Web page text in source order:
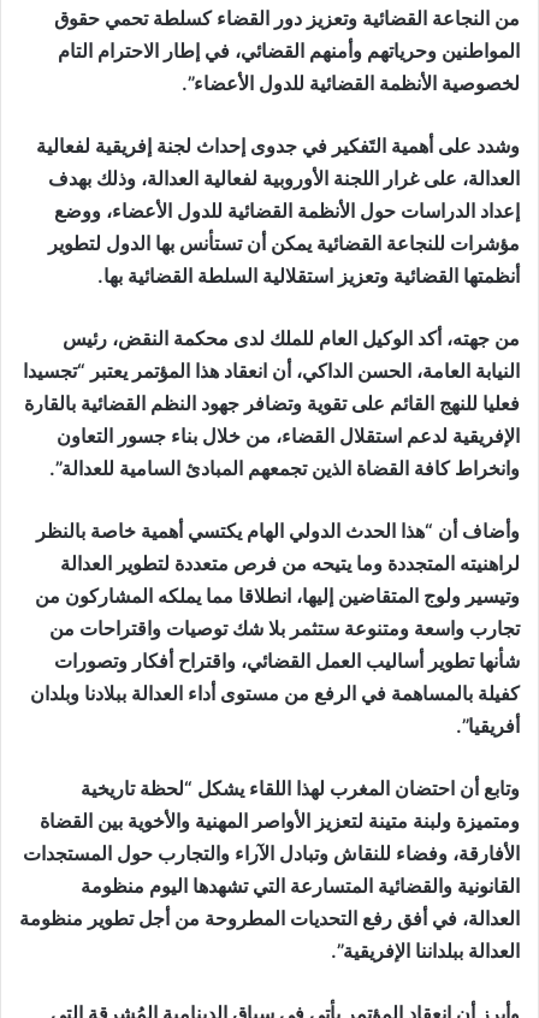
من النجاعة القضائية وتعزيز دور القضاء كسلطة تحمي حقوق
المواطنين وحرياتهم وأمنهم القضائي، في إطار الاحترام التام
لخصوصية الأنظمة القضائية للدول الأعضاء”.
وشدد على أهمية التَفكير في جدوى إحداث لجنة إفريقية لفعالية
العدالة، على غرار اللجنة الأوروبية لفعالية العدالة، وذلك بهدف
إعداد الدراسات حول الأنظمة القضائية للدول الأعضاء، ووضع
مؤشرات للنجاعة القضائية يمكن أن تستأنس بها الدول لتطوير
أنظمتها القضائية وتعزيز استقلالية السلطة القضائية بها.
من جهته، أكد الوكيل العام للملك لدى محكمة النقض، رئيس
النيابة العامة، الحسن الداكي، أن انعقاد هذا المؤتمر يعتبر “تجسيدا
فعليا للنهج القائم على تقوية وتضافر جهود النظم القضائية بالقارة
الإفريقية لدعم استقلال القضاء، من خلال بناء جسور التعاون
وانخراط كافة القضاة الذين تجمعهم المبادئ السامية للعدالة”.
وأضاف أن “هذا الحدث الدولي الهام يكتسي أهمية خاصة بالنظر
لراهنيته المتجددة وما يتيحه من فرص متعددة لتطوير العدالة
وتيسير ولوج المتقاضين إليها، انطلاقا مما يملكه المشاركون من
تجارب واسعة ومتنوعة ستثمر بلا شك توصيات واقتراحات من
شأنها تطوير أساليب العمل القضائي، واقتراح أفكار وتصورات
كفيلة بالمساهمة في الرفع من مستوى أداء العدالة ببلادنا وبلدان
أفريقيا”.
وتابع أن احتضان المغرب لهذا اللقاء يشكل “لحظة تاريخية
ومتميزة ولبنة متينة لتعزيز الأواصر المهنية والأخوية بين القضاة
الأفارقة، وفضاء للنقاش وتبادل الآراء والتجارب حول المستجدات
القانونية والقضائية المتسارعة التي تشهدها اليوم منظومة
العدالة، في أفق رفع التحديات المطروحة من أجل تطوير منظومة
العدالة ببلداننا الإفريقية”.